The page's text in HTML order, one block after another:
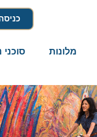
כניסה
מלונות סוכני